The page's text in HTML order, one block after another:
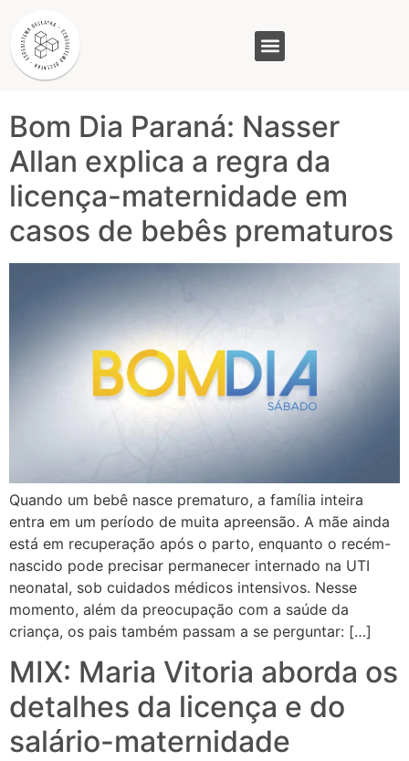
Tag:
maternidade
Bom Dia Paraná: Nasser
Allan explica a regra da
licença-maternidade em
casos de bebês prematuros
Quando um bebê nasce prematuro, a família inteira
entra em um período de muita apreensão. A mãe ainda
está em recuperação após o parto, enquanto o recém-
nascido pode precisar permanecer internado na UTI
neonatal, sob cuidados médicos intensivos. Nesse
momento, além da preocupação com a saúde da
criança, os pais também passam a se perguntar: […]
MIX: Maria Vitoria aborda os
detalhes da licença e do
salário-maternidade